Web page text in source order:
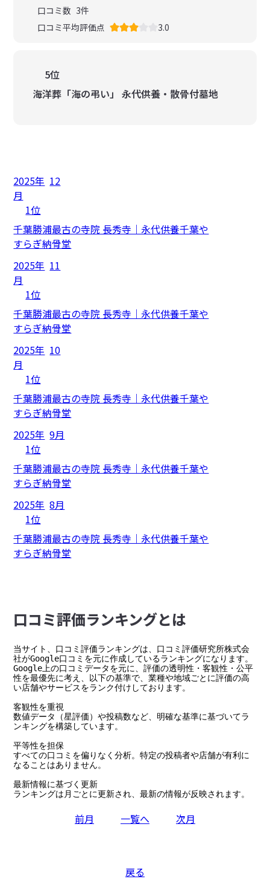
口コミ数 3件
口コミ平均評価点
3.0
5位
海洋葬「海の弔い」 永代供養・散骨付墓地
2025年 12
月
1位
千葉勝浦最古の寺院 長秀寺｜永代供養千葉や
すらぎ納骨堂
2025年 11
月
1位
千葉勝浦最古の寺院 長秀寺｜永代供養千葉や
すらぎ納骨堂
2025年 10
月
1位
千葉勝浦最古の寺院 長秀寺｜永代供養千葉や
すらぎ納骨堂
2025年 9月
1位
千葉勝浦最古の寺院 長秀寺｜永代供養千葉や
すらぎ納骨堂
2025年 8月
1位
千葉勝浦最古の寺院 長秀寺｜永代供養千葉や
すらぎ納骨堂
⼝コミ評価ランキングとは
当サイト、口コミ評価ランキングは、口コミ評価研究所株式会
社がGoogle口コミを元に作成しているランキングになります。
Google上の口コミデータを元に、評価の透明性・客観性・公平
性を最優先に考え、以下の基準で、業種や地域ごとに評価の高
い店舗やサービスをランク付けしております。
客観性を重視
数値データ（星評価）や投稿数など、明確な基準に基づいてラ
ンキングを構築しています。
平等性を担保
すべての口コミを偏りなく分析。特定の投稿者や店舗が有利に
なることはありません。
最新情報に基づく更新
ランキングは月ごとに更新され、最新の情報が反映されます。
前月 一覧へ 次月
戻る